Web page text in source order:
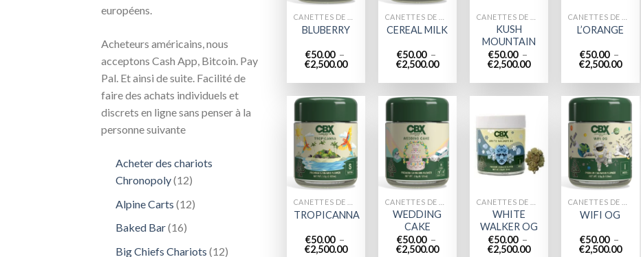
européens.
Acheteurs américains, nous
acceptons Cash App, Bitcoin. Pay
Pal. Et ainsi de suite. Facilité de
faire des achats individuels et
discrets en ligne sans penser à la
personne suivante
Acheter des chariots
Chronopoly 1212
Alpine Carts 1212
Baked Bar 1616
Big Chiefs Chariots 1212
BLUBERRY
€50.00 –
€2,500.00Plage
prix :
à
CEREAL MILK
€50.00 –
€2,500.00Plage
prix :
à
KUSH
MOUNTAIN
€50.00 –
€2,500.00Plage
prix :
L’ORANGE
€50.00 –
€2,500.00Plage
prix :
à
Add to
wishlist
TROPICANNA
€50.00 –
€2,500.00Plage
Add to
wishlist
WEDDING
CAKE
€50.00 –
€2,500.00Plage
Add to
wishlist
WHITE
WALKER OG
€50.00 –
€2,500.00Plage
Add to
wishlist
WIFI OG
€50.00 –
€2,500.00Plage